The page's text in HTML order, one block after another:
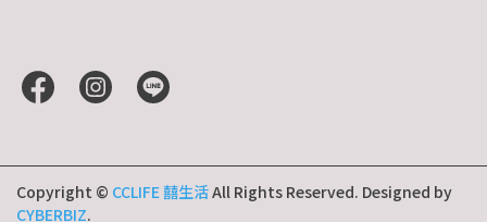
Copyright © CCLIFE 囍生活All Rights Reserved. Designed by
CYBERBIZ.